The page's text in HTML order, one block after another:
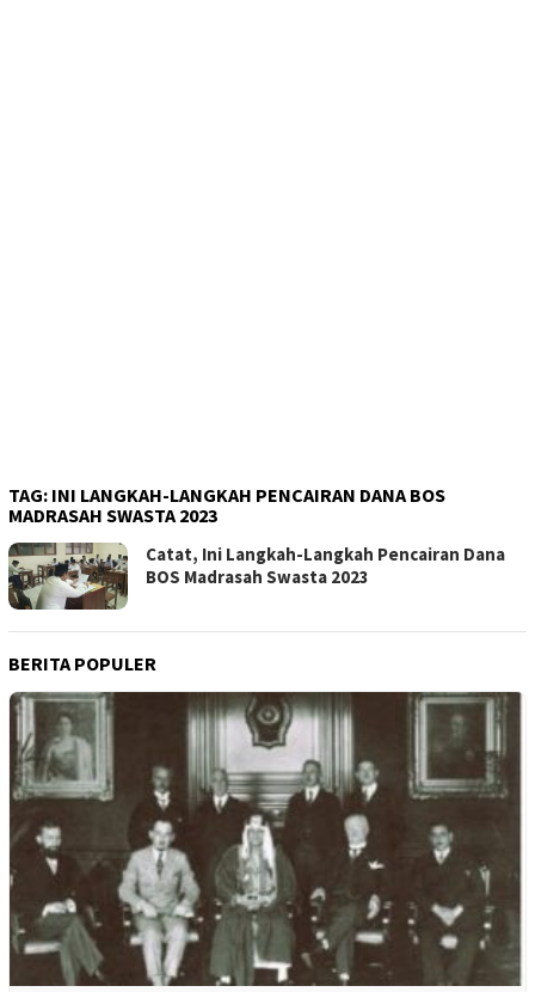
TAG: INI LANGKAH-LANGKAH PENCAIRAN DANA BOS
MADRASAH SWASTA 2023
Catat, Ini Langkah-Langkah Pencairan Dana
BOS Madrasah Swasta 2023
BERITA POPULER